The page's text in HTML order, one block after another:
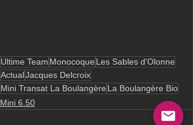
Ultime Team Monocoque Les Sables d'Olonne
ActualJacques Delcroix
Mini Transat La Boulangère La Boulangère Bio
Mini 6.50